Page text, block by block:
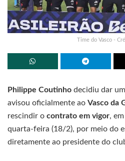
Time do Vasco -
Philippe Coutinho decidiu dar
avisou oficialmente ao Vasco da
rescindir o contrato em vigor,
quarta-feira (18/2), por meio do
diretamente ao presidente do